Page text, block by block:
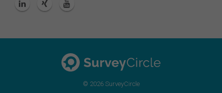
© 2026 SurveyCircle